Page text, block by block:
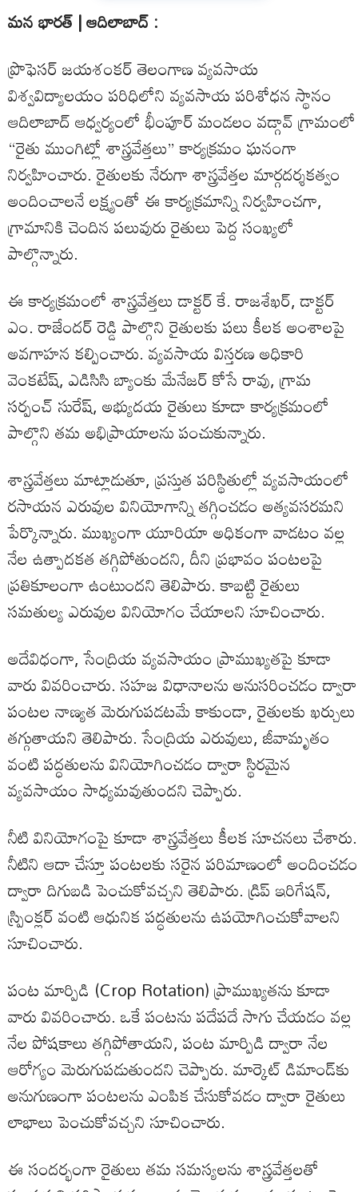
మన భారత్ | ఆదిలాబాద్ :
ప్రొఫెసర్ జయశంకర్ తెలంగాణ వ్యవసాయ
విశ్వవిద్యాలయం పరిధిలోని వ్యవసాయ పరిశోధన స్థానం
ఆదిలాబాద్ ఆధ్వర్యంలో భీంపూర్ మండలం వడ్గావ్ గ్రామంలో
“రైతు ముంగిట్లో శాస్త్రవేత్తలు” కార్యక్రమం ఘనంగా
నిర్వహించారు. రైతులకు నేరుగా శాస్త్రవేత్తల మార్గదర్శకత్వం
అందించాలనే లక్ష్యంతో ఈ కార్యక్రమాన్ని నిర్వహించగా,
గ్రామానికి చెందిన పలువురు రైతులు పెద్ద సంఖ్యలో
పాల్గొన్నారు.
ఈ కార్యక్రమంలో శాస్త్రవేత్తలు డాక్టర్ కే. రాజశేఖర్, డాక్టర్
ఎం. రాజేందర్ రెడ్డి పాల్గొని రైతులకు పలు కీలక అంశాలపై
అవగాహన కల్పించారు. వ్యవసాయ విస్తరణ అధికారి
వెంకటేష్, ఎడిసిసి బ్యాంకు మేనేజర్ కోసే రావు, గ్రామ
సర్పంచ్ సురేష్, అభ్యుదయ రైతులు కూడా కార్యక్రమంలో
పాల్గొని తమ అభిప్రాయాలను పంచుకున్నారు.
శాస్త్రవేత్తలు మాట్లాడుతూ, ప్రస్తుత పరిస్థితుల్లో వ్యవసాయంలో
రసాయన ఎరువుల వినియోగాన్ని తగ్గించడం అత్యవసరమని
పేర్కొన్నారు. ముఖ్యంగా యూరియా అధికంగా వాడటం వల్ల
నేల ఉత్పాదకత తగ్గిపోతుందని, దీని ప్రభావం పంటలపై
ప్రతికూలంగా ఉంటుందని తెలిపారు. కాబట్టి రైతులు
సమతుల్య ఎరువుల వినియోగం చేయాలని సూచించారు.
అదేవిధంగా, సేంద్రియ వ్యవసాయం ప్రాముఖ్యతపై కూడా
వారు వివరించారు. సహజ విధానాలను అనుసరించడం ద్వారా
పంటల నాణ్యత మెరుగుపడటమే కాకుండా, రైతులకు ఖర్చులు
తగ్గుతాయని తెలిపారు. సేంద్రియ ఎరువులు, జీవామృతం
వంటి పద్ధతులను వినియోగించడం ద్వారా స్థిరమైన
వ్యవసాయం సాధ్యమవుతుందని చెప్పారు.
నీటి వినియోగంపై కూడా శాస్త్రవేత్తలు కీలక సూచనలు చేశారు.
నీటిని ఆదా చేస్తూ పంటలకు సరైన పరిమాణంలో అందించడం
ద్వారా దిగుబడి పెంచుకోవచ్చని తెలిపారు. డ్రిప్ ఇరిగేషన్,
స్ప్రింక్లర్ వంటి ఆధునిక పద్ధతులను ఉపయోగించుకోవాలని
సూచించారు.
పంట మార్పిడి (Crop Rotation) ప్రాముఖ్యతను కూడా
వారు వివరించారు. ఒకే పంటను పదేపదే సాగు చేయడం వల్ల
నేల పోషకాలు తగ్గిపోతాయని, పంట మార్పిడి ద్వారా నేల
ఆరోగ్యం మెరుగుపడుతుందని చెప్పారు. మార్కెట్ డిమాండ్‌కు
అనుగుణంగా పంటలను ఎంపిక చేసుకోవడం ద్వారా రైతులు
లాభాలు పెంచుకోవచ్చని సూచించారు.
ఈ సందర్భంగా రైతులు తమ సమస్యలను శాస్త్రవేత్తలతో